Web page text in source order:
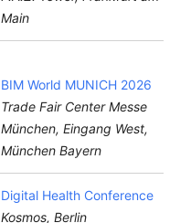
Main
BIM World MUNICH 2026
Trade Fair Center Messe
München, Eingang West,
München Bayern
Digital Health Conference
Kosmos, Berlin